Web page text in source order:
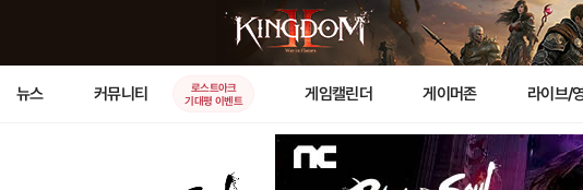
뉴스 커뮤니티
로스트아크
기대평 이벤트
게임캘린더 게이머존 라이브/